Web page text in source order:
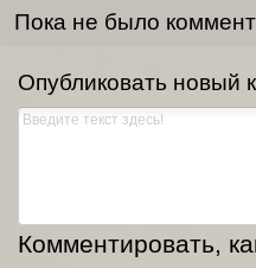
Пока не было
Опубликовать новый
Комментировать,